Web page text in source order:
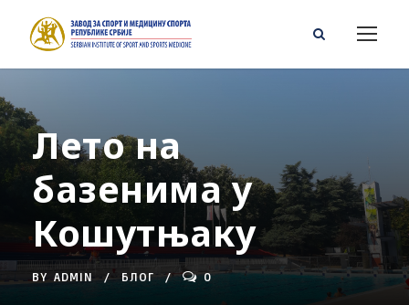
Лето на
базенима у
Кошутњаку
BY ADMIN БЛОГ 0